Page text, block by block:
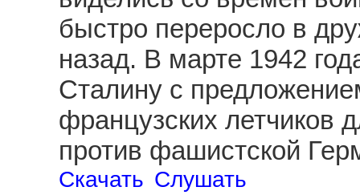
быстро переросло в
назад. В марте 1942
Сталину с
французских летчиков
против фашистской
Скачать Слушать